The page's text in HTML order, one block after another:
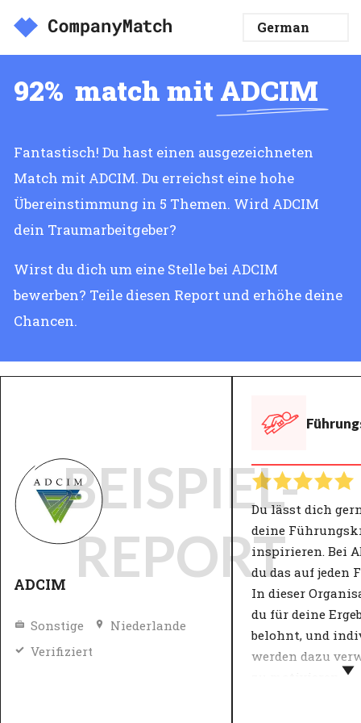
92% match mit ADCIM
Fantastisch! Du hast einen ausgezeichneten
Match mit ADCIM. Du erreichst eine hohe
Übereinstimmung in 5 Themen. Wird ADCIM
dein Traumarbeitgeber?
Wirst du dich um eine Stelle bei ADCIM
bewerben? Teile diesen Report und erhöhe deine
Chancen.
ADCIM
Sonstige
Niederlande
Verifiziert
Du lässt dich
deine
inspirieren. Bei
du das auf jeden
In dieser
du für deine
belohnt, und
werden dazu
BEISPIEL-
REPORT